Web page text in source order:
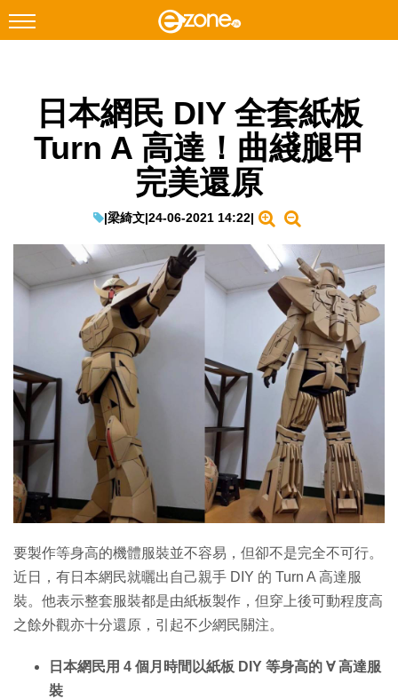
Facebook Instagram
科技焦點
教學評測
EduTech
生成式AI與雲端應用
Enterprise Digital Transformation
特集
日本網民 DIY 全套紙板
Turn A 高達！曲綫腿甲
完美還原
|梁綺文|24-06-2021 14:22|
要製作等身高的機體服裝並不容易，但卻不是完全不可行。
近日，有日本網民就曬出自己親手 DIY 的 Turn A 高達服
裝。他表示整套服裝都是由紙板製作，但穿上後可動程度高
之餘外觀亦十分還原，引起不少網民關注。
日本網民用 4 個月時間以紙板 DIY 等身高的 ∀ 高達服
裝